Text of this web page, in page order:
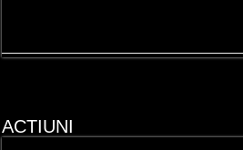
ACTIUNI